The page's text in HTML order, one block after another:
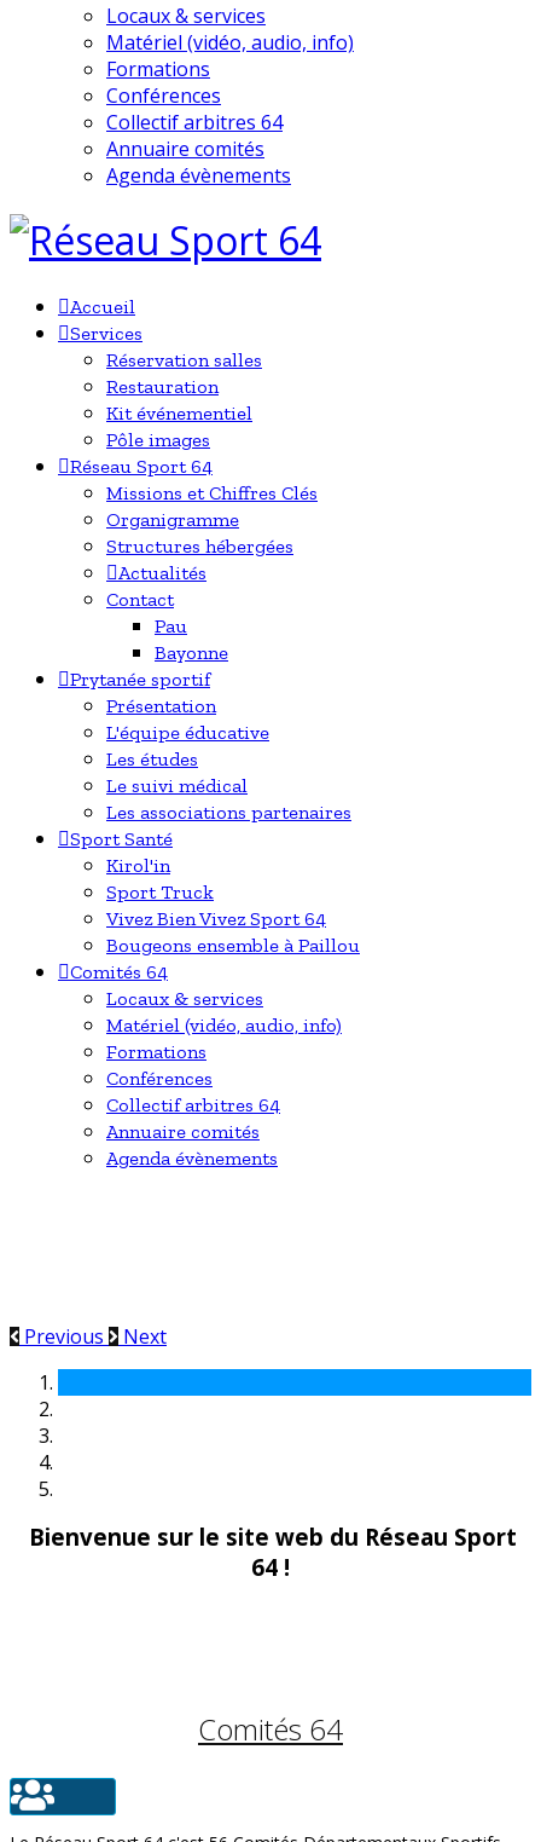
Locaux & services
Matériel (vidéo, audio, info)
Formations
Conférences
Collectif arbitres 64
Annuaire comités
Agenda évènements
Accueil
Services
Réservation salles
Restauration
Kit événementiel
Pôle images
Réseau Sport 64
Missions et Chiffres Clés
Organigramme
Structures hébergées
Actualités
Contact
Pau
Bayonne
Prytanée sportif
Présentation
L'équipe éducative
Les études
Le suivi médical
Les associations partenaires
Sport Santé
Kirol'in
Sport Truck
Vivez Bien Vivez Sport 64
Bougeons ensemble à Paillou
Comités 64
Locaux & services
Matériel (vidéo, audio, info)
Formations
Conférences
Collectif arbitres 64
Annuaire comités
Agenda évènements
Previous Next
Bienvenue sur le site web du Réseau Sport
64 !
Comités 64